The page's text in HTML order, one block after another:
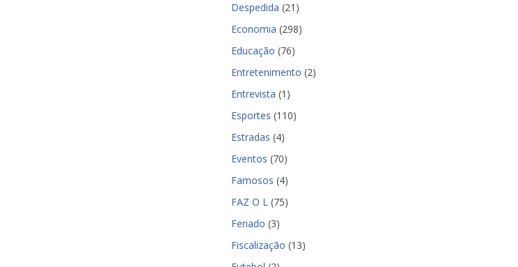
Despedida (21)
Economia (298)
Educação (76)
Entretenimento (2)
Entrevista (1)
Esportes (110)
Estradas (4)
Eventos (70)
Famosos (4)
FAZ O L (75)
Feriado (3)
Fiscalização (13)